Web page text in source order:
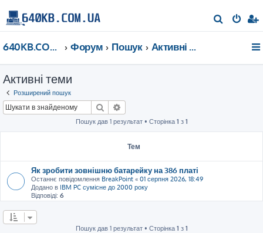
о
640KB.COM.UA Форум Пошук Активні теми
Активні теми
Розширений пошук
Пошук
Пошук дав 1 результат • Сторінка 1 з 1
Тем
Як зробити зовнішню батарейку на 386 платі
Останнє повідомлення BreakPoint « 01 серпня 2026, 18:49
Додано в IBM PC сумісне до 2000 року
Відповіді: 6
Пошук дав 1 результат • Сторінка 1 з 1